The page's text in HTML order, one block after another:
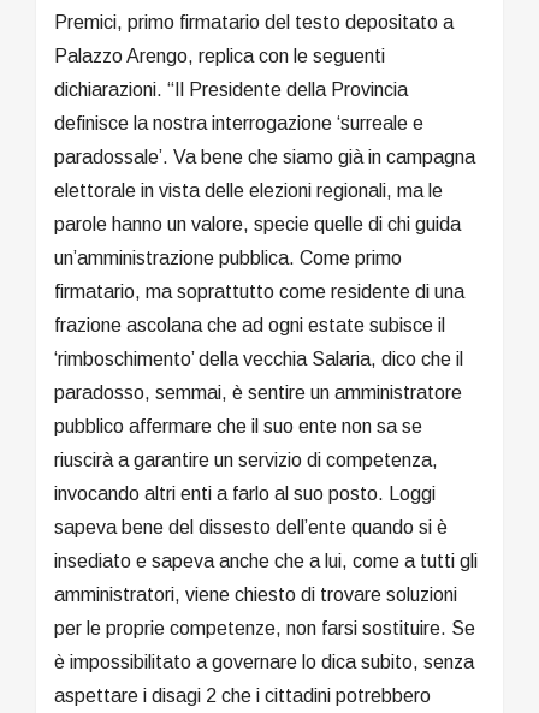
Premici, primo firmatario del testo depositato a
Palazzo Arengo, replica con le seguenti
dichiarazioni. “Il Presidente della Provincia
definisce la nostra interrogazione ‘surreale e
paradossale’. Va bene che siamo già in campagna
elettorale in vista delle elezioni regionali, ma le
parole hanno un valore, specie quelle di chi guida
un’amministrazione pubblica. Come primo
firmatario, ma soprattutto come residente di una
frazione ascolana che ad ogni estate subisce il
‘rimboschimento’ della vecchia Salaria, dico che il
paradosso, semmai, è sentire un amministratore
pubblico affermare che il suo ente non sa se
riuscirà a garantire un servizio di competenza,
invocando altri enti a farlo al suo posto. Loggi
sapeva bene del dissesto dell’ente quando si è
insediato e sapeva anche che a lui, come a tutti gli
amministratori, viene chiesto di trovare soluzioni
per le proprie competenze, non farsi sostituire. Se
è impossibilitato a governare lo dica subito, senza
aspettare i disagi 2 che i cittadini potrebbero